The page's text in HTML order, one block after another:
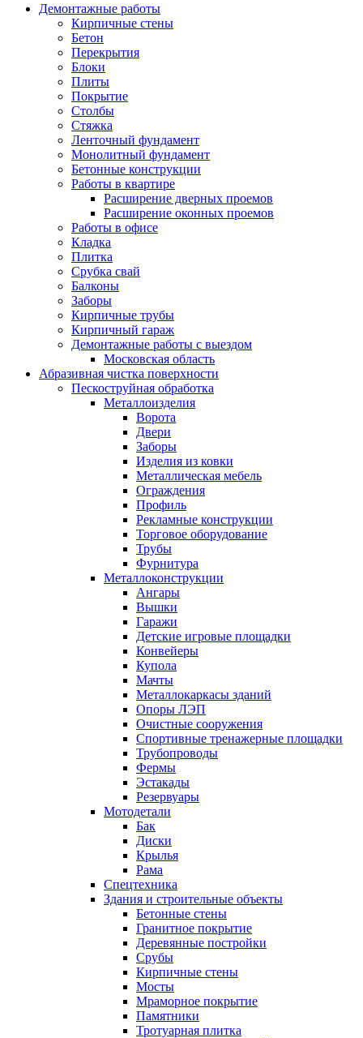
Демонтажные работы
Кирпичные стены
Бетон
Перекрытия
Блоки
Плиты
Покрытие
Столбы
Стяжка
Ленточный фундамент
Монолитный фундамент
Бетонные конструкции
Работы в квартире
Расширение дверных проемов
Расширение оконных проемов
Работы в офисе
Кладка
Плитка
Срубка свай
Балконы
Заборы
Кирпичные трубы
Кирпичный гараж
Демонтажные работы с выездом
Московская область
Абразивная чистка поверхности
Пескоструйная обработка
Металлоизделия
Ворота
Двери
Заборы
Изделия из ковки
Металлическая мебель
Ограждения
Профиль
Рекламные конструкции
Торговое оборудование
Трубы
Фурнитура
Металлоконструкции
Ангары
Вышки
Гаражи
Детские игровые площадки
Конвейеры
Купола
Мачты
Металлокаркасы зданий
Опоры ЛЭП
Очистные сооружения
Спортивные тренажерные площадки
Трубопроводы
Фермы
Эстакады
Резервуары
Мотодетали
Бак
Диски
Крылья
Рама
Спецтехника
Здания и строительные объекты
Бетонные стены
Гранитное покрытие
Деревянные постройки
Срубы
Кирпичные стены
Мосты
Мраморное покрытие
Памятники
Тротуарная плитка